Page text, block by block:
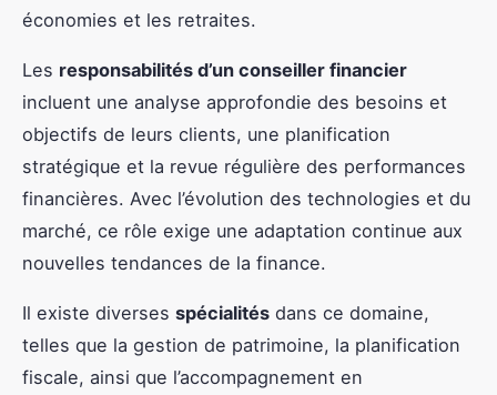
économies et les retraites.
Les responsabilités d’un conseiller financier
incluent une analyse approfondie des besoins et
objectifs de leurs clients, une planification
stratégique et la revue régulière des performances
financières. Avec l’évolution des technologies et du
marché, ce rôle exige une adaptation continue aux
nouvelles tendances de la finance.
Il existe diverses spécialités dans ce domaine,
telles que la gestion de patrimoine, la planification
fiscale, ainsi que l’accompagnement en